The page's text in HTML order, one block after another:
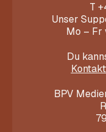
T
Unser
Mo – Fr
Du
BPV